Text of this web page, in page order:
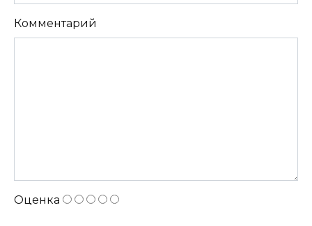
Комментарий
Оценка